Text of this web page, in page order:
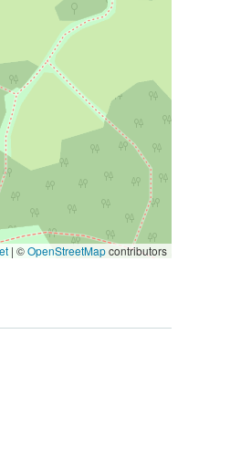
| ©OpenStreetMapcontributors